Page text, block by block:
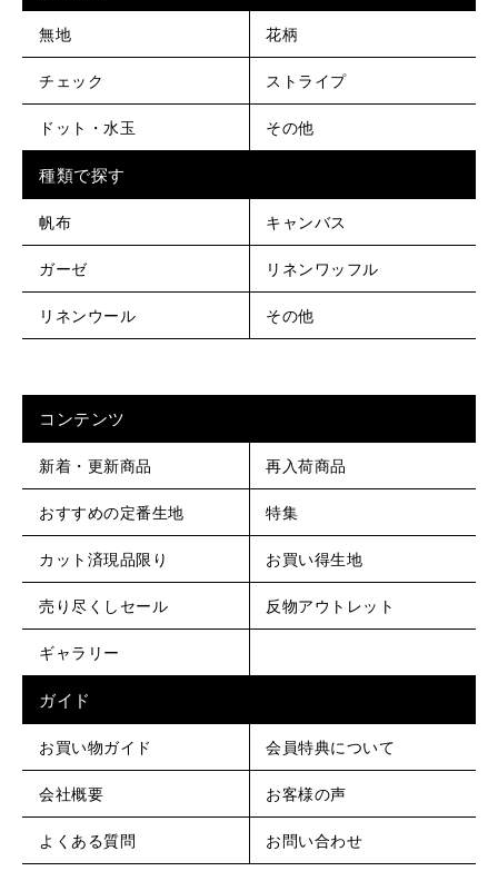
無地 花柄
チェック ストライプ
ドット・水玉 その他
種類で探す
帆布 キャンバス
ガーゼ リネンワッフル
リネンウール その他
コンテンツ
新着・更新商品 再入荷商品
おすすめの定番生地 特集
カット済現品限り お買い得生地
売り尽くしセール 反物アウトレット
ギャラリー
ガイド
お買い物ガイド 会員特典について
会社概要 お客様の声
よくある質問 お問い合わせ